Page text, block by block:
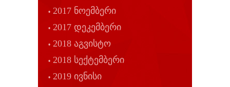
2017 ნოემბერი
2017 დეკემბერი
2018 აგვისტო
2018 სექტემბერი
2019 ივნისი